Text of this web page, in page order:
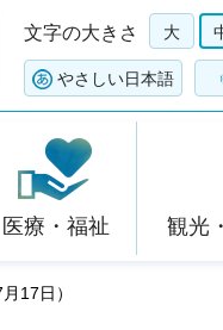
文字の大きさ 大
やさしい日本語
医療・福祉 観光
17日）